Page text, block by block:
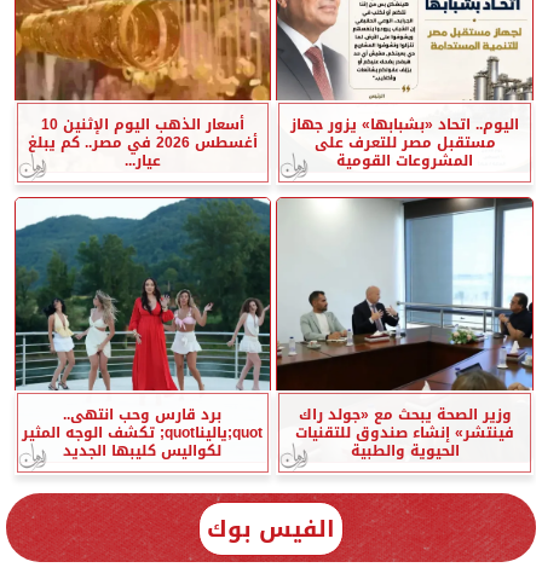
اليوم.. اتحاد «بشبابها» يزور جهاز
مستقبل مصر للتعرف على
المشروعات القومية
أسعار الذهب اليوم الإثنين 10
أغسطس 2026 في مصر.. كم يبلغ
عيار...
وزير الصحة يبحث مع «جولد راك
فينتشر» إنشاء صندوق للتقنيات
الحيوية والطبية
برد قارس وحب انتهى..
quot;ياليناquot; تكشف الوجه المثير
لكواليس كليبها الجديد
الفيس بوك